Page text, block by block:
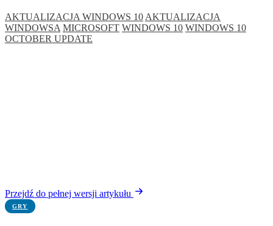
AKTUALIZACJA WINDOWS 10 AKTUALIZACJA
WINDOWSA MICROSOFT WINDOWS 10 WINDOWS 10
OCTOBER UPDATE
Przejdź do pełnej wersji artykułu
GRY